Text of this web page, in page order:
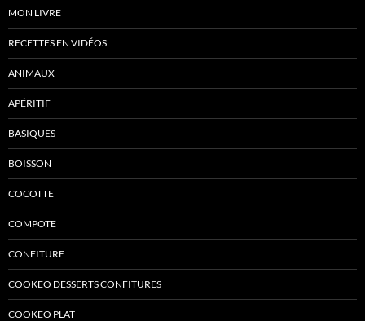
MON LIVRE
RECETTES EN VIDÉOS
ANIMAUX
APÉRITIF
BASIQUES
BOISSON
COCOTTE
COMPOTE
CONFITURE
COOKEO DESSERTS CONFITURES
COOKEO PLAT